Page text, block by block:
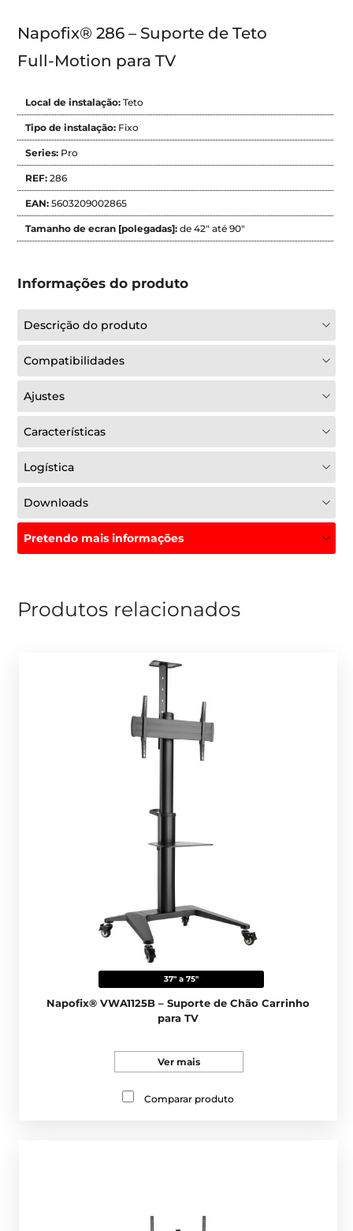
Napofix® 286 – Suporte de Teto
Full-Motion para TV
Local de instalação:Teto
Tipo de instalação: Fixo
Series: Pro
REF:286
EAN:5603209002865
Tamanho de ecran [polegadas]:de 42" até 90"
Informações do produto
Descrição do produto
Compatibilidades
Ajustes
Características
Logística
Downloads
Pretendo mais informações
Produtos relacionados
37" a 75"
Napofix® VWA1125B – Suporte de Chão Carrinho
para TV
Ver mais
Comparar produto